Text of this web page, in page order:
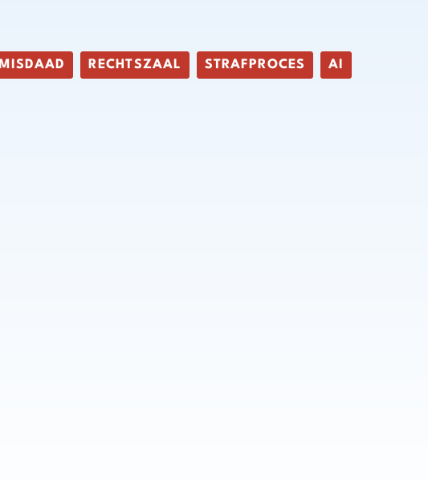
MISDAAD RECHTSZAAL STRAFPROCES AI